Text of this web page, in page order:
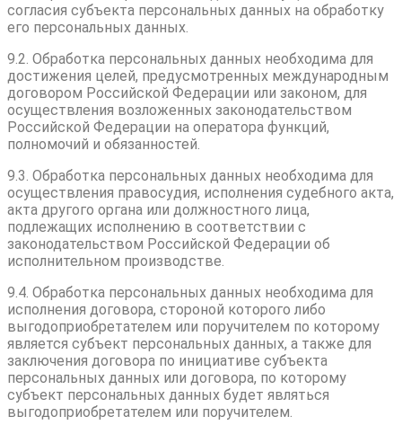
согласия субъекта персональных данных на обработку
его персональных данных.
9.2. Обработка персональных данных необходима для
достижения целей, предусмотренных международным
договором Российской Федерации или законом, для
осуществления возложенных законодательством
Российской Федерации на оператора функций,
полномочий и обязанностей.
9.3. Обработка персональных данных необходима для
осуществления правосудия, исполнения судебного акта,
акта другого органа или должностного лица,
подлежащих исполнению в соответствии с
законодательством Российской Федерации об
исполнительном производстве.
9.4. Обработка персональных данных необходима для
исполнения договора, стороной которого либо
выгодоприобретателем или поручителем по которому
является субъект персональных данных, а также для
заключения договора по инициативе субъекта
персональных данных или договора, по которому
субъект персональных данных будет являться
выгодоприобретателем или поручителем.